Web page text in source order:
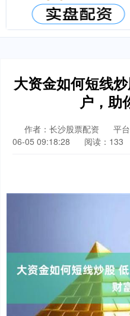
大资金如何短线
户，助
作者：长沙股票配资 平
06-05 09:18:28
阅读：133